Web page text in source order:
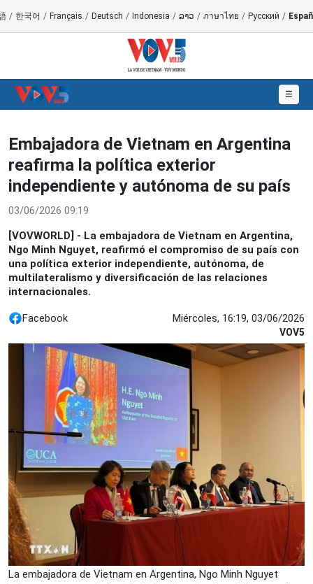
/ 한국어 / Français / Deutsch / Indonesia / ລາວ / ภาษาไทย / Русский /
☰
Embajadora de Vietnam en Argentina
reafirma la política exterior
independiente y autónoma de su país
03/06/2026 09:19
[VOVWORLD] - La embajadora de Vietnam en Argentina,
Ngo Minh Nguyet, reafirmó el compromiso de su país con
una política exterior independiente, autónoma, de
multilateralismo y diversificación de las relaciones
internacionales.
Facebook Miércoles, 16:19, 03/06/2026
VOV5
La embajadora de Vietnam en Argentina, Ngo Minh Nguyet